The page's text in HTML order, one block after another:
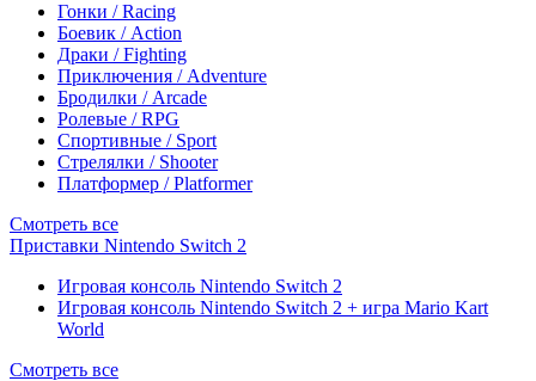
Гонки / Racing
Боевик / Action
Драки / Fighting
Приключения / Adventure
Бродилки / Arcade
Ролевые / RPG
Спортивные / Sport
Стрелялки / Shooter
Платформер / Platformer
Смотреть все
Приставки Nintendo Switch 2
Игровая консоль Nintendo Switch 2
Игровая консоль Nintendo Switch 2 + игра Mario Kart
World
Смотреть все